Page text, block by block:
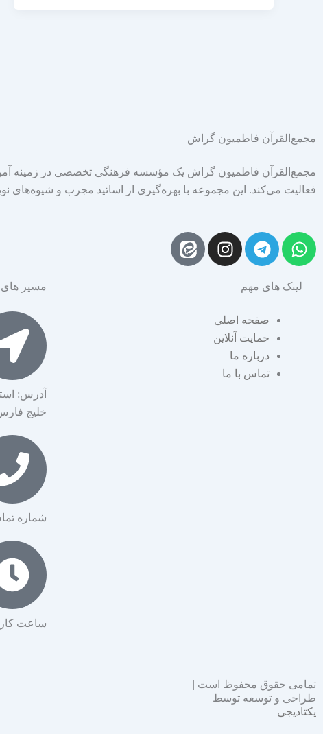
مجمع‌القرآن فاطمیون گراش
مجمع‌القرآن فاطمیون گراش یک مؤسسه فرهنگی تخصصی در زمینه
فعالیت می‌کند. این مجموعه با بهره‌گیری از اساتید مجرب و شیوه‌های
W
h
t
T
e
e
r
a
m
I
n
g
r
m
لینک های مهم
صفحه اصلی
حمایت آنلاین
درباره ما
تماس با ما
مسیر های
آدرس:
خلیج
شماره تماس:
ساعت کاری
تمامی حقوق محفوظ است |
طراحی و توسعه توسط
یکتادیجی